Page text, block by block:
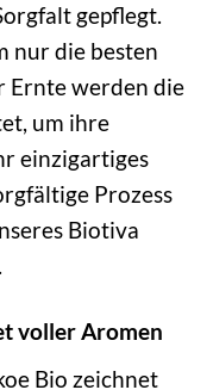
gepflegt.
nur die besten
Ernte werden die
um ihre
einzigartiges
Prozess
Biotiva
voller Aromen
Bio zeichnet